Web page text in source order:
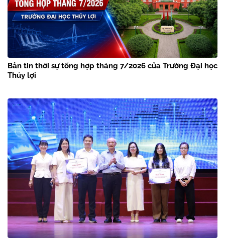
Bản tin thời sự tổng hợp tháng 7/2026 của Trường Đại học
Thủy lợi